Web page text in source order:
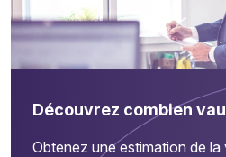
Découvrez combien
Obtenez une estimation de la